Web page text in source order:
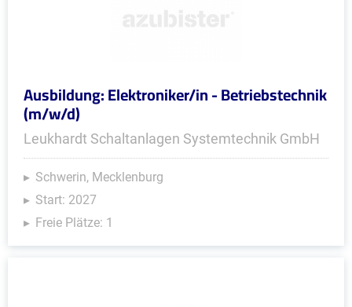
Ausbildung: Elektroniker/in - Betriebstechnik
(m/w/d)
Leukhardt Schaltanlagen Systemtechnik GmbH
Schwerin, Mecklenburg
Start: 2027
Freie Plätze: 1